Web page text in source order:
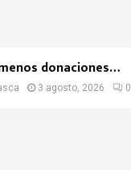
donaciones…
3 agosto, 2026 0